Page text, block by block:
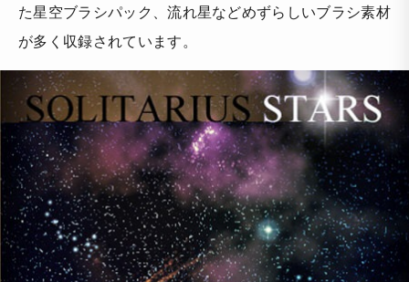
た星空ブラシパック、流れ星などめずらしいブラシ素材
が多く収録されています。